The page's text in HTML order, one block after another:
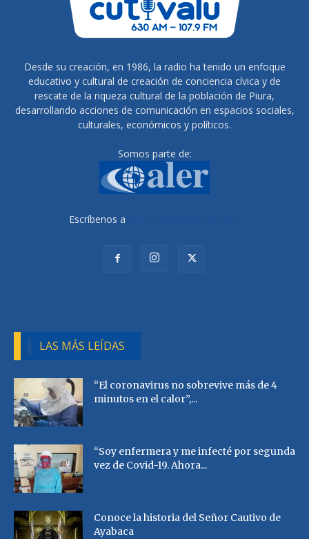
Desde su creación, en 1986, la radio ha tenido un enfoque
educativo y cultural de creación de conciencia cívica y de
rescate de la riqueza cultural de la población de Piura,
desarrollando acciones de comunicación en espacios sociales,
culturales, económicos y políticos.
Somos parte de:
Escríbenos a
LAS MÁS LEÍDAS
“El coronavirus no sobrevive más de 4
minutos en el calor”,...
“Soy enfermera y me infecté por segunda
vez de Covid-19. Ahora...
Conoce la historia del Señor Cautivo de
Ayabaca